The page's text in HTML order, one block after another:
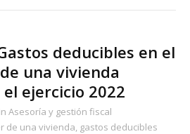
deducibles en el
una vivienda
ejercicio 2022
in Asesoría y gestión fiscal
de una vivienda, gastos deducibles